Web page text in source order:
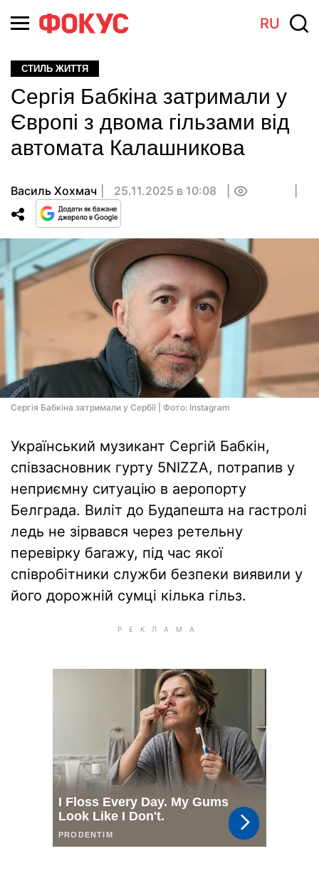
RU
СТИЛЬ ЖИТТЯ
Сергія Бабкіна затримали у
Європі з двома гільзами від
автомата Калашникова
Василь Хохмач 25.11.2025 в 10:08
Сергія Бабкіна затримали у Сербії | Фото: Instagram
Український музикант Сергій Бабкін,
співзасновник гурту 5NIZZA, потрапив у
неприємну ситуацію в аеропорту
Белграда. Виліт до Будапешта на гастролі
ледь не зірвався через ретельну
перевірку багажу, під час якої
співробітники служби безпеки виявили у
його дорожній сумці кілька гільз.